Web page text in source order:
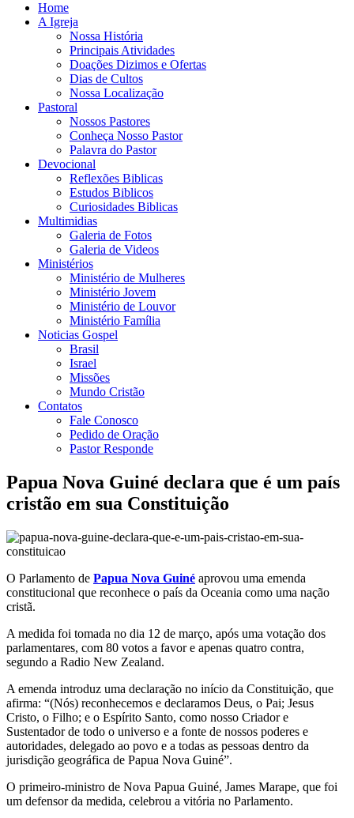
Home
A Igreja
Nossa História
Principais Atividades
Doações Dizimos e Ofertas
Dias de Cultos
Nossa Localização
Pastoral
Nossos Pastores
Conheça Nosso Pastor
Palavra do Pastor
Devocional
Reflexões Biblicas
Estudos Biblicos
Curiosidades Biblicas
Multimidias
Galeria de Fotos
Galeria de Videos
Ministérios
Ministério de Mulheres
Ministério Jovem
Ministério de Louvor
Ministério Família
Noticias Gospel
Brasil
Israel
Missões
Mundo Cristão
Contatos
Fale Conosco
Pedido de Oração
Pastor Responde
Papua Nova Guiné declara que é um país
cristão em sua Constituição
O Parlamento de Papua Nova Guiné aprovou uma emenda
constitucional que reconhece o país da Oceania como uma nação
cristã.
A medida foi tomada no dia 12 de março, após uma votação dos
parlamentares, com 80 votos a favor e apenas quatro contra,
segundo a Radio New Zealand.
A emenda introduz uma declaração no início da Constituição, que
afirma: “(Nós) reconhecemos e declaramos Deus, o Pai; Jesus
Cristo, o Filho; e o Espírito Santo, como nosso Criador e
Sustentador de todo o universo e a fonte de nossos poderes e
autoridades, delegado ao povo e a todas as pessoas dentro da
jurisdição geográfica de Papua Nova Guiné”.
O primeiro-ministro de Nova Papua Guiné, James Marape, que foi
um defensor da medida, celebrou a vitória no Parlamento.